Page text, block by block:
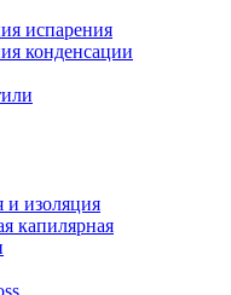
испарения
конденсации
и изоляция
капилярная